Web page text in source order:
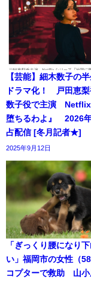
【芸能】細木数子の
ドラマ化！ 戸田恵梨
数子役で主演 Netflix
堕ちるわよ』 2026
占配信 [冬月記者★]
2025年9月12日
「ぎっくり腰になり
い」福岡市の女性（
コプターで救助 山小